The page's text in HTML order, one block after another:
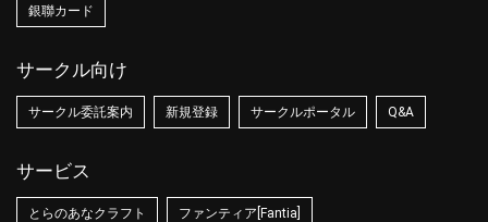
銀聯カード
サークル向け
サークル委託案内 新規登録 サークルポータル Q&A
サービス
とらのあなクラフト ファンティア[Fantia]